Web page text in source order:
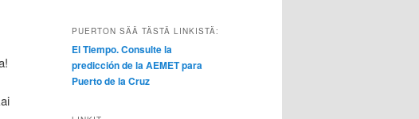
PUERTON SÄÄ TÄSTÄ LINKISTÄ:
El Tiempo. Consulte la
predicción de la AEMET para
Puerto de la Cruz